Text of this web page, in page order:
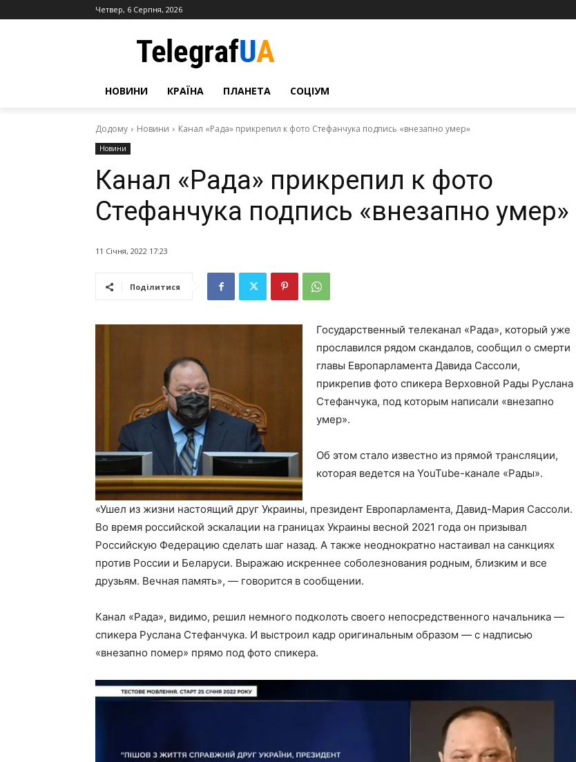
Четвер, 6 Серпня, 2026
НОВИНИ КРАЇНА ПЛАНЕТА СОЦІУМ
Додому Новини Канал «Рада» прикрепил к фото Стефанчука подпись «внезапно умер»
Новини
Канал «Рада» прикрепил к фото
Стефанчука подпись «внезапно умер»
11 Січня, 2022 17:23
Поділитися
Государственный телеканал «Рада», который уже
прославился рядом скандалов, сообщил о смерти
главы Европарламента Давида Сассоли,
прикрепив фото спикера Верховной Рады Руслана
Стефанчука, под которым написали «внезапно
умер».
Об этом стало известно из прямой трансляции,
которая ведется на YouTube-канале «Рады».
«Ушел из жизни настоящий друг Украины, президент Европарламента, Давид-Мария Сассоли.
Во время российской эскалации на границах Украины весной 2021 года он призывал
Российскую Федерацию сделать шаг назад. А также неоднократно настаивал на санкциях
против России и Беларуси. Выражаю искреннее соболезнования родным, близким и все
друзьям. Вечная память», — говорится в сообщении.
Канал «Рада», видимо, решил немного подколоть своего непосредственного начальника —
спикера Руслана Стефанчука. И выстроил кадр оригинальным образом — с надписью
«внезапно помер» прямо под фото спикера.